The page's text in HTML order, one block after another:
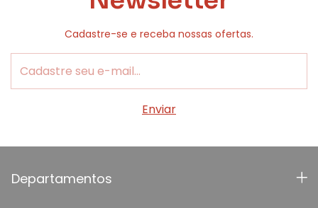
Cadastre-se e receba nossas ofertas.
Departamentos